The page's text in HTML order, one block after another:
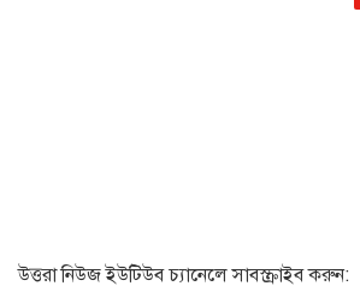
উত্তরা নিউজ ইউটিউব চ্যানেলে সাবস্ক্রাইব করুন: